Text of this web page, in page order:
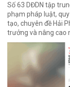
Số 63 DĐDN tập
phạm pháp luật,
tạo, chuyên đề Hải
trưởng và nâng cao